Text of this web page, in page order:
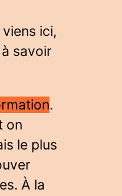
ici,
savoir
.
on
le plus
À la